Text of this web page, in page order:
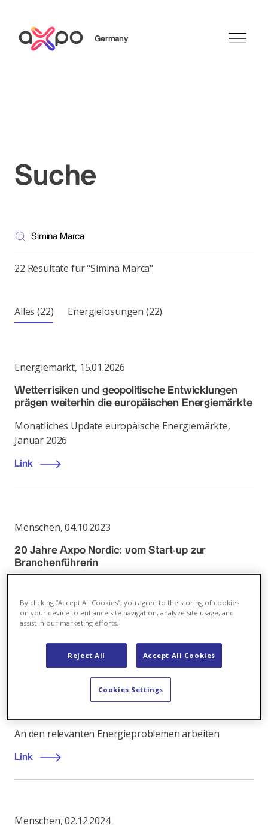
Germany
Suche
22 Resultate für "Simina Marca"
Alles(22) Energielösungen (22)
Energiemarkt, 15.01.2026
Wetterrisiken und geopolitische Entwicklungen
prägen weiterhin die europäischen Energiemärkte
Monatliches Update europäische Energiemärkte,
Januar 2026
Link
Menschen,04.10.2023
20 Jahre Axpo Nordic: vom Start-up zur
Branchenführerin
Kompetenz und Vertrauen aufbaut
Link
24.04.2024
An den relevanten Energieproblemen arbeiten
Link
Menschen,02.12.2024
By clicking “Accept All Cookies”, you agree to the storing of cookies
on your device to enhance site navigation, analyze site usage, and
assist in our marketing efforts.
Reject All Accept All Cookies
Cookies Settings